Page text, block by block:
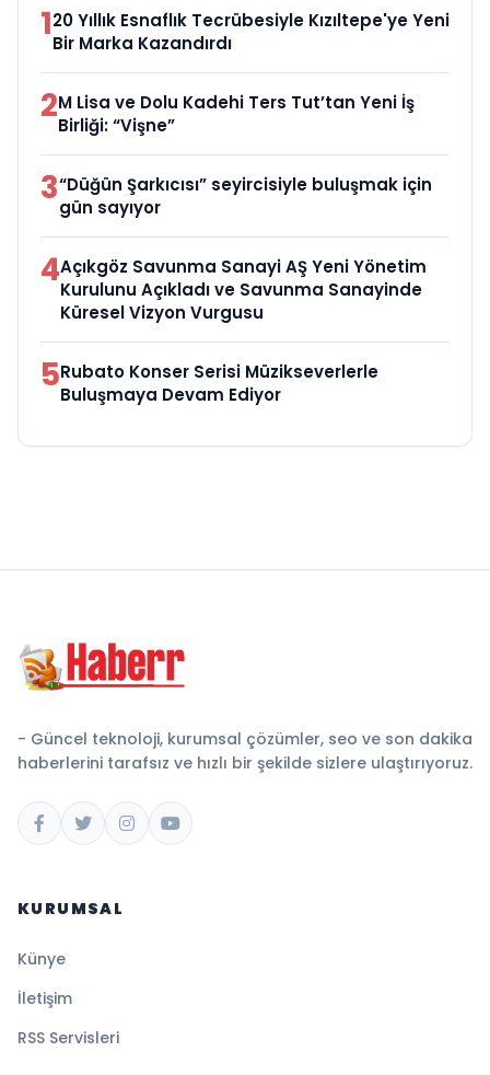
120 Yıllık Esnaflık Tecrübesiyle Kızıltepe'ye Yeni
Bir Marka Kazandırdı
2M Lisa ve Dolu Kadehi Ters Tut’tan Yeni İş
Birliği: “Vişne”
3“Düğün Şarkıcısı” seyircisiyle buluşmak için
gün sayıyor
4Açıkgöz Savunma Sanayi AŞ Yeni Yönetim
Kurulunu Açıkladı ve Savunma Sanayinde
Küresel Vizyon Vurgusu
5Rubato Konser Serisi Müzikseverlerle
Buluşmaya Devam Ediyor
- Güncel teknoloji, kurumsal çözümler, seo ve son dakika
haberlerini tarafsız ve hızlı bir şekilde sizlere ulaştırıyoruz.
KURUMSAL
Künye
İletişim
RSS Servisleri